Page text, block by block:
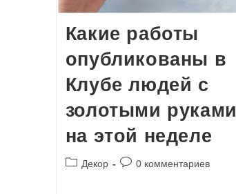
Какие работы
опубликованы в
Клубе людей с
золотыми руками
на этой неделе
Рубрика
Декор
Комментарии
0 комментариев